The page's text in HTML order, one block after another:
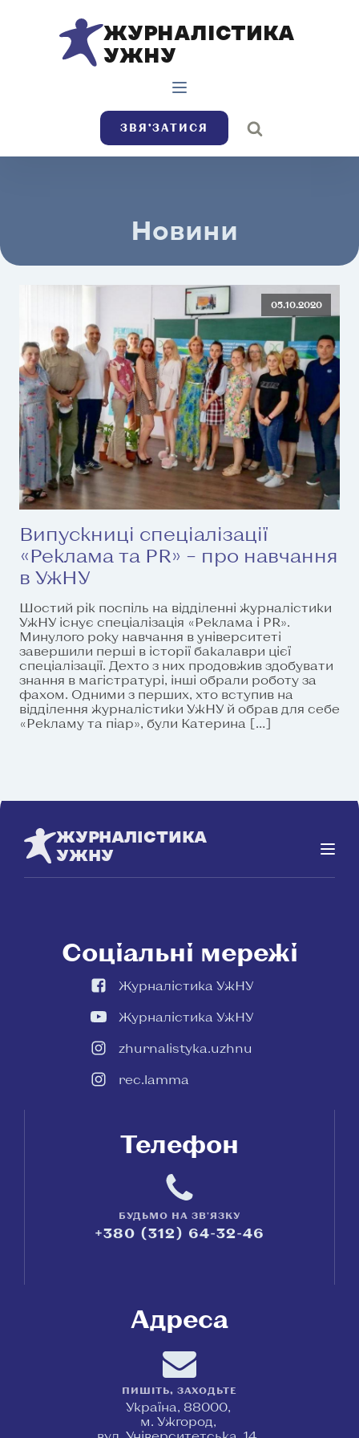
ЖУРНАЛІСТИКА
УЖНУ
ЗВЯ’ЗАТИСЯ
Новини
05.10.2020
Випускниці спеціалізації
«Реклама та PR» – про навчання
в УжНУ
Шостий рік поспіль на відділенні журналістики
УжНУ існує спеціалізація «Реклама і PR».
Минулого року навчання в університеті
завершили перші в історії бакалаври цієї
спеціалізації. Дехто з них продовжив здобувати
знання в магістратурі, інші обрали роботу за
фахом. Одними з перших, хто вступив на
відділення журналістики УжНУ й обрав для себе
«Рекламу та піар», були Катерина […]
ЖУРНАЛІСТИКА
УЖНУ
Соціальні мережі
Журналістика УжНУ
Журналістика УжНУ
zhurnalistyka.uzhnu
rec.lamma
Телефон
БУДЬМО НА ЗВ'ЯЗКУ
+380 (312) 64-32-46
Адреса
ПИШІТЬ, ЗАХОДЬТЕ
Україна, 88000,
м. Ужгород,